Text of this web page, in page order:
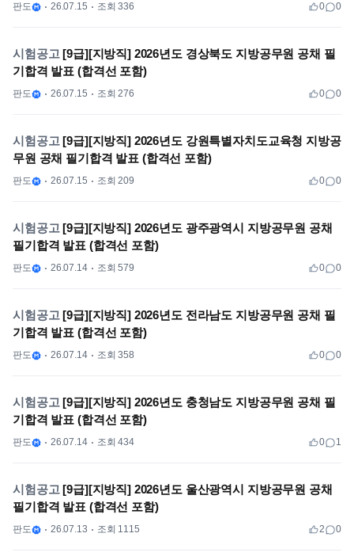
판도 26.07.15 조회 336 0 0
시험공고 [9급][지방직] 2026년도 경상북도 지방공무원 공채 필
기합격 발표 (합격선 포함)
판도 26.07.15 조회 276 0 0
시험공고 [9급][지방직] 2026년도 강원특별자치도교육청 지방공
무원 공채 필기합격 발표 (합격선 포함)
판도 26.07.15 조회 209 0 0
시험공고 [9급][지방직] 2026년도 광주광역시 지방공무원 공채
필기합격 발표 (합격선 포함)
판도 26.07.14 조회 579 0 0
시험공고 [9급][지방직] 2026년도 전라남도 지방공무원 공채 필
기합격 발표 (합격선 포함)
판도 26.07.14 조회 358 0 0
시험공고 [9급][지방직] 2026년도 충청남도 지방공무원 공채 필
기합격 발표 (합격선 포함)
판도 26.07.14 조회 434 0 1
시험공고 [9급][지방직] 2026년도 울산광역시 지방공무원 공채
필기합격 발표 (합격선 포함)
판도 26.07.13 조회 1115 2 0